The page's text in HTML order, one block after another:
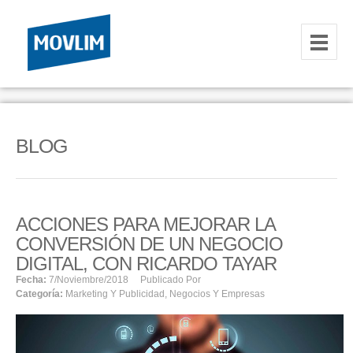
INICIO
HOSTING
HOSTING
RESELLER
SERVIDORES VPS
SERVIDORES VPS WINDOWS
BLOG
ACCIONES PARA MEJORAR LA
CONVERSIÓN DE UN NEGOCIO
DIGITAL, CON RICARDO TAYAR
Fecha: 7/noviembre/2018
Publicado Por
Categoría: Marketing Y Publicidad , Negocios Y Empresas